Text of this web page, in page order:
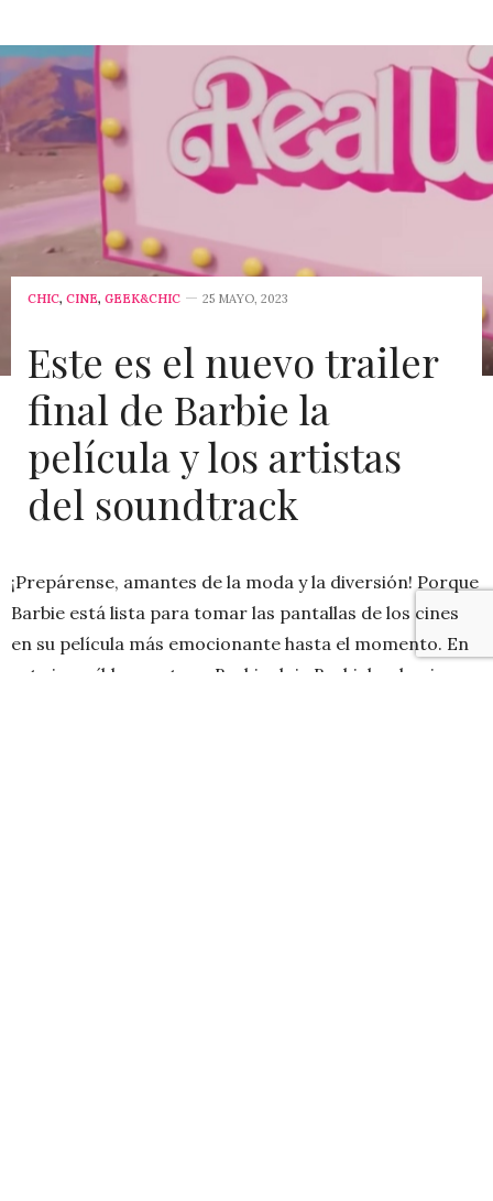
CHIC, CINE, GEEK&CHIC 25 MAYO, 2023
Este es el nuevo trailer
final de Barbie la
película y los artistas
del soundtrack
¡Prepárense, amantes de la moda y la diversión! Porque
Barbie está lista para tomar las pantallas de los cines
en su película más emocionante hasta el momento. En
esta increíble aventura, Barbie deja Barbieland y viene